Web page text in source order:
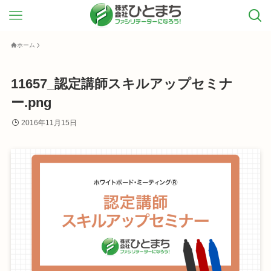
ホーム
11657_認定講師スキルアップセミナ
ー.png
2016年11月15日